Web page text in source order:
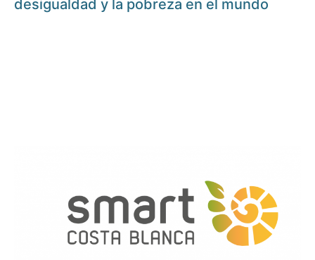
desigualdad y la pobreza en el mundo